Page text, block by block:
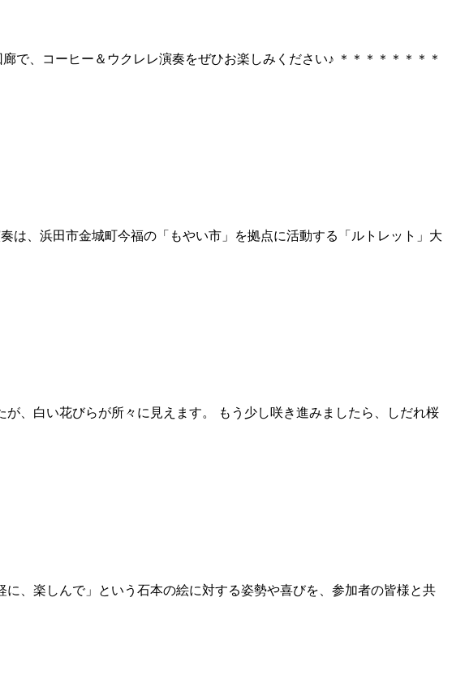
で、コーヒー＆ウクレレ演奏をぜひお楽しみください♪ ＊＊＊＊＊＊＊＊
は、浜田市金城町今福の「もやい市」を拠点に活動する「ルトレット」大
、白い花びらが所々に見えます。 もう少し咲き進みましたら、しだれ桜
、楽しんで」という石本の絵に対する姿勢や喜びを、参加者の皆様と共